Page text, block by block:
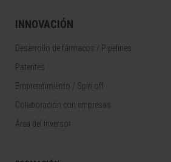
INNOVACIÓN
Desarrollo de fármacos / Pipelines
Patentes
Emprendimiento / Spin off
Colaboración con empresas
Área del Inversor